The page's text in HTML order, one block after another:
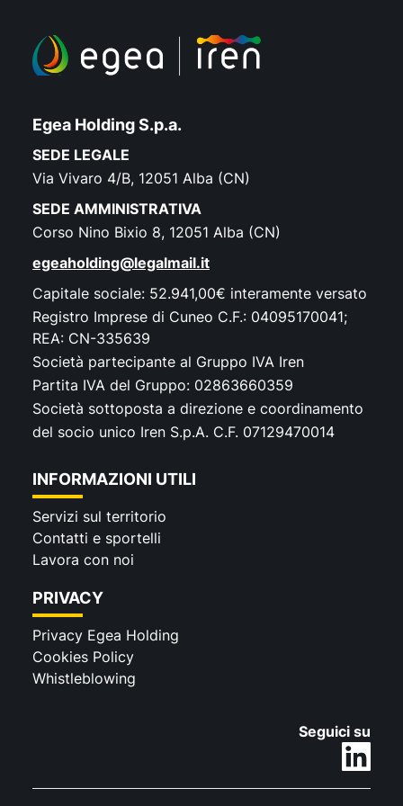
significativo al miglioramento della qualità
dell’aria e alla riduzione dell’impatto
ambientale sul territorio. Un obiettivo che
potenziamento e rinnovamento della
centrale: è infatti prevista nel corso del
2026 l’installazione di un sistema di
recupero termico da cogeneratori e di
pompe di calore da acqua di falda per
complessivi oltre 4 MW di produzione da
rappresentato per i ragazzi un’occasione
concreta di avvicinamento e divulgazione
sui temi della transizione energetica, delle
infrastrutture energetiche e dei servizi che
queste rendono quotidianamente ai
territori. Un’iniziativa che testimonia
l’impegno di Telenergia nel costruire
relazioni positive con la comunità locale,
promuovendo momenti di confronto e
cittadinanza e con un occhio di riguardo
alle nuove generazioni.
Egea Holding S.p.a.
SEDE LEGALE
Via Vivaro 4/B, 12051 Alba (CN)
SEDE AMMINISTRATIVA
Corso Nino Bixio 8, 12051 Alba (CN)
egeaholding@legalmail.it
Capitale sociale: 52.941,00€ interamente versato
Registro Imprese di Cuneo C.F.: 04095170041;
REA: CN-335639
Società partecipante al Gruppo IVA Iren
Partita IVA del Gruppo: 02863660359
Società sottoposta a direzione e coordinamento
del socio unico Iren S.p.A. C.F. 07129470014
INFORMAZIONI UTILI
Servizi sul territorio
Contatti e sportelli
Lavora con noi
PRIVACY
Privacy Egea Holding
Cookies Policy
Whistleblowing
Seguici su